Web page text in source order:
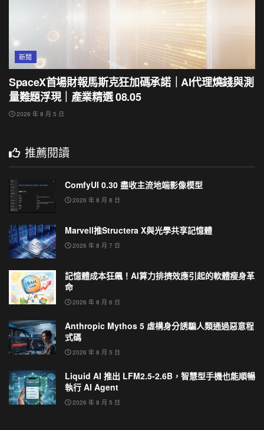
新聞
SpaceX首場財報馬斯克狂加碼承諾｜AI代理燒錢與測
量難題浮現｜產業精選 08.05
2026 年 8 月 5 日
推薦閱讀
ComfyUI 0.30 盡收主流地端影像模型
2026 年 8 月 8 日
Marvell推Structera X與光學共享記憶體
2026 年 8 月 7 日
記憶體成本狂飆！AI算力排擠效應引起的軟體瘦身革
命
2026 年 8 月 6 日
Anthropic Mythos 5 虛構身分誘騙人類通過惡意程
式碼
2026 年 8 月 5 日
Liquid AI 推出 LFM2.5-2.6B，智慧型手機也能順暢
執行 AI Agent
2026 年 8 月 5 日